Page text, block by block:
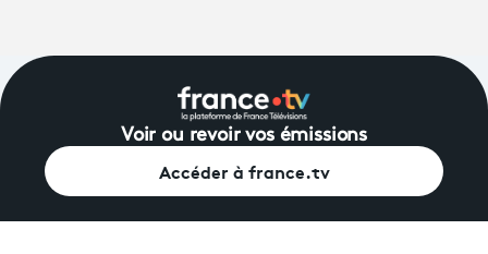
Voir ou revoir vos émissions
Accéder à france.tv